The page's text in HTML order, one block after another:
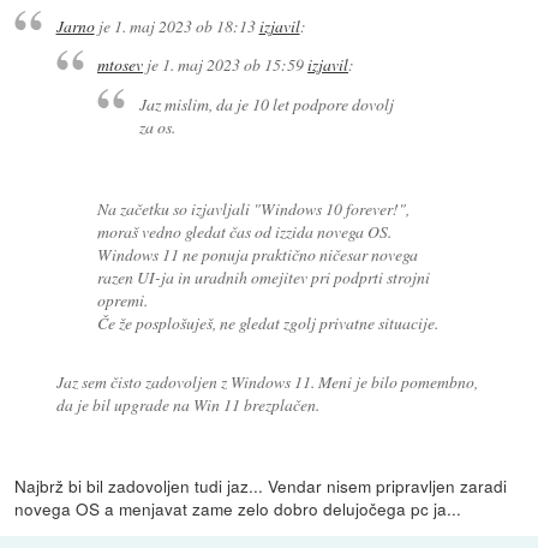
Jarnoje 1. maj 2023 ob 18:13izjavil:
mtosev je 1. maj 2023 ob 15:59izjavil:
Jaz mislim, da je 10 let podpore dovolj
za os.
Na začetku so izjavljali "Windows 10 forever!",
moraš vedno gledat čas od izzida novega OS.
Windows 11 ne ponuja praktično ničesar novega
razen UI-ja in uradnih omejitev pri podprti strojni
opremi.
Če že posplošuješ, ne gledat zgolj privatne situacije.
Jaz sem čisto zadovoljen z Windows 11. Meni je bilo pomembno,
da je bil upgrade na Win 11 brezplačen.
Najbrž bi bil zadovoljen tudi jaz... Vendar nisem pripravljen zaradi
novega OS a menjavat zame zelo dobro delujočega pc ja...